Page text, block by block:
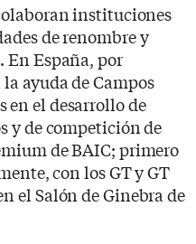
instituciones
de renombre y
En España, por
ayuda de Campos
en el desarrollo de
y de competición de
de BAIC; primero
con los GT y GT
el Salón de Ginebra de